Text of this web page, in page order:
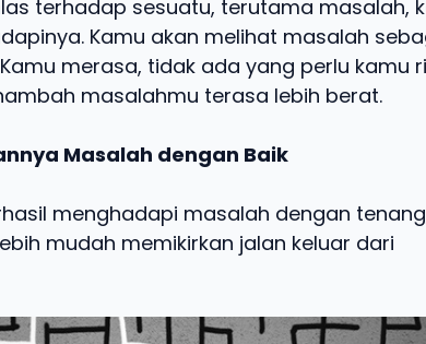
terhadap sesuatu, terutama masalah,
Kamu akan melihat masalah
merasa, tidak ada yang perlu kamu
masalahmu terasa lebih berat.
Masalah dengan Baik
menghadapi masalah dengan
mudah memikirkan jalan keluar dari